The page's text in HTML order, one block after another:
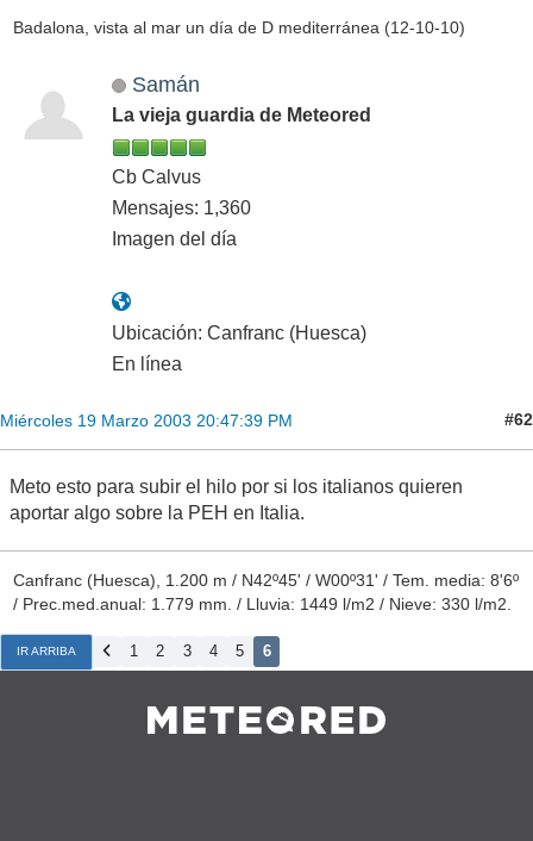
Badalona, vista al mar un día de D mediterránea (12-10-10)
Samán
La vieja guardia de Meteored
Cb Calvus
Mensajes: 1,360
Imagen del día
Ubicación: Canfranc (Huesca)
En línea
Miércoles 19 Marzo 2003 20:47:39 PM #62
Meto esto para subir el hilo por si los italianos quieren
aportar algo sobre la PEH en Italia.
Canfranc (Huesca), 1.200 m / N42º45' / W00º31' / Tem. media: 8'6º
/ Prec.med.anual: 1.779 mm. / Lluvia: 1449 l/m2 / Nieve: 330 l/m2.
IR ARRIBA 1 2 3 4 5 6